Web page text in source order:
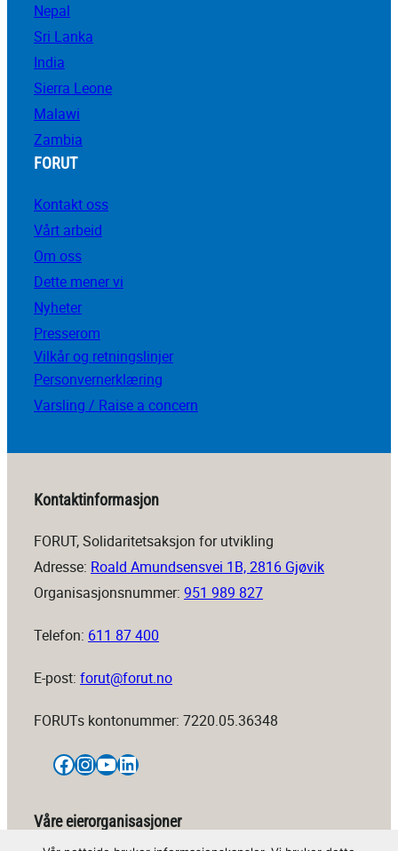
Nepal
Sri Lanka
India
Sierra Leone
Malawi
Zambia
FORUT
Kontakt oss
Vårt arbeid
Om oss
Dette mener vi
Nyheter
Presserom
Vilkår og retningslinjer
Personvernerklæring
Varsling / Raise a concern
Kontaktinformasjon
FORUT, Solidaritetsaksjon for utvikling
Adresse: Roald Amundsensvei 1B, 2816 Gjøvik
Organisasjonsnummer: 951 989 827
Telefon: 611 87 400
E-post: forut@forut.no
FORUTs kontonummer: 7220.05.36348
Facebook InstagramYouTube LinkedIn
Våre eierorganisasjoner